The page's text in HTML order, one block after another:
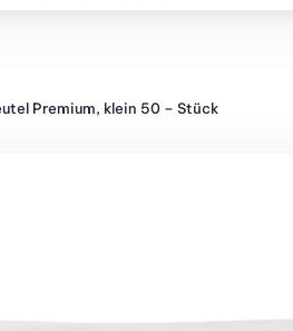
Premium, klein 50 – Stück